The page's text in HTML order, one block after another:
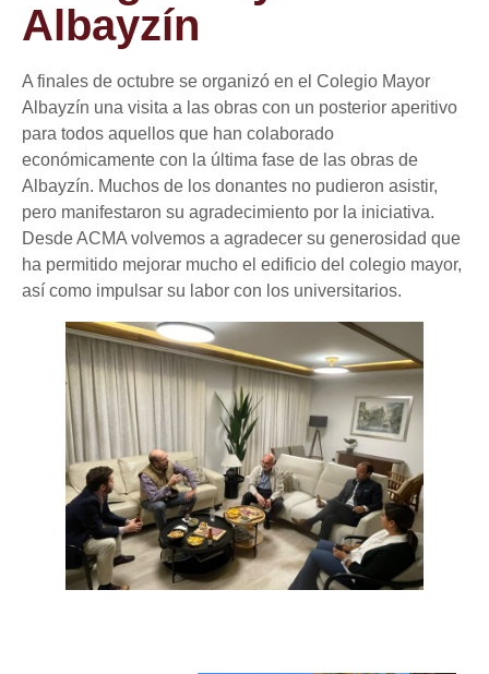
Albayzín
A finales de octubre se organizó en el Colegio Mayor
Albayzín una visita a las obras con un posterior aperitivo
para todos aquellos que han colaborado
económicamente con la última fase de las obras de
Albayzín. Muchos de los donantes no pudieron asistir,
pero manifestaron su agradecimiento por la iniciativa.
Desde ACMA volvemos a agradecer su generosidad que
ha permitido mejorar mucho el edificio del colegio mayor,
así como impulsar su labor con los universitarios.